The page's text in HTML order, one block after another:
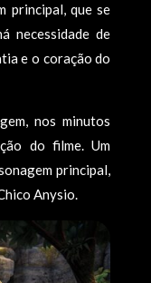
principal, que se
necessidade de
e o coração do
nos minutos
do filme. Um
principal,
Anysio.